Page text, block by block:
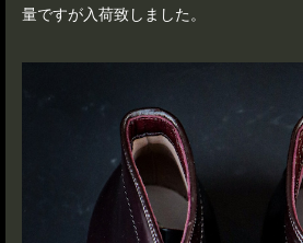
量ですが入荷致しました。